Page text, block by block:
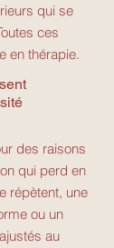
qui se
ces
en thérapie.
des raisons
qui perd en
répètent, une
ou un
au